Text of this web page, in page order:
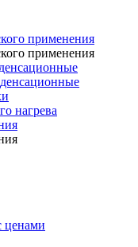
применения
применения
нагрева
ценами